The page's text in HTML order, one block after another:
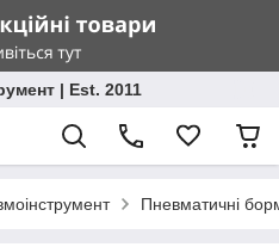
| Est. 2011
Пневматичні